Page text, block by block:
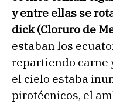
y entre ellas se
dick (Cloruro de
estaban los
repartiendo carne
el cielo estaba
pirotécnicos, el